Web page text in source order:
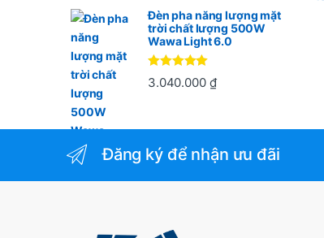
Đèn pha năng lượng mặt
trời chất lượng 500W
Wawa Light 6.0
Được xếp
hạng55
3.040.000 ₫
Đăng ký để nhận ưu đãi